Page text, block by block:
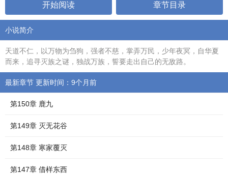
开始阅读 章节目录
小说简介
天道不仁，以万物为刍狗，强者不慈，掌弄万民，少年夜冥，自华夏
而来，追寻灭族之谜，独战万族，誓要走出自己的无敌路。
最新章节 更新时间：9个月前
第150章 鹿九
第149章 灭无花谷
第148章 寒家覆灭
第147章 借样东西